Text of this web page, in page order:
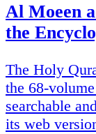
Al Moeen
the
The Holy
the 68-
searchable
its web